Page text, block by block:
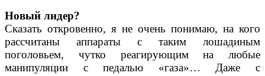
Новый лидер?
Сказать откровенно, я не очень понимаю, на кого
рассчитаны аппараты с таким лошадиным
поголовьем, чутко реагирующим на любые
манипуляции с педалью «газа»… Даже с